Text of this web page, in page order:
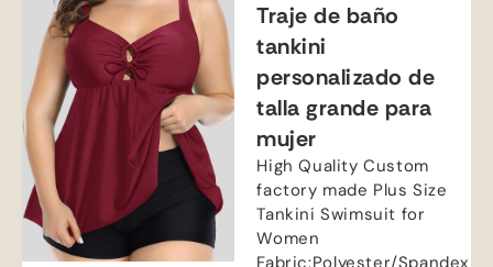
Traje de baño
tankini
personalizado de
talla grande para
mujer
High Quality Custom
factory made Plus Size
Tankini Swimsuit for
Women